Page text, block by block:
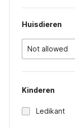
Huisdieren
Not allowed
Kinderen
Ledikant